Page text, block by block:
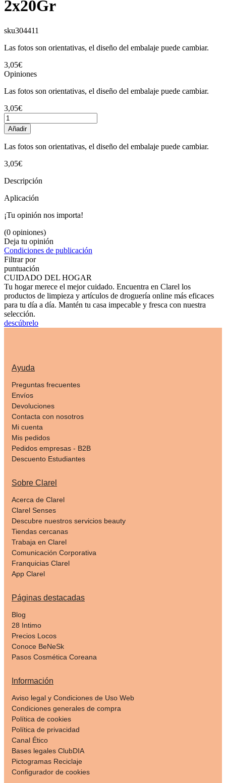
2x20Gr
sku304411
Las fotos son orientativas, el diseño del embalaje puede cambiar.
3,05€
Opiniones
Las fotos son orientativas, el diseño del embalaje puede cambiar.
3,05€
Añadir
Las fotos son orientativas, el diseño del embalaje puede cambiar.
3,05€
Descripción
Aplicación
¡Tu opinión nos importa!
(0 opiniones)
Deja tu opinión
Condiciones de publicación
Filtrar por
puntuación
CUIDADO DEL HOGAR
Tu hogar merece el mejor cuidado. Encuentra en Clarel los
productos de limpieza y artículos de droguería online más eficaces
para tu día a día. Mantén tu casa impecable y fresca con nuestra
selección.
descúbrelo
Ayuda
Preguntas frecuentes
Envíos
Devoluciones
Contacta con nosotros
Mi cuenta
Mis pedidos
Pedidos empresas - B2B
Descuento Estudiantes
Sobre Clarel
Acerca de Clarel
Clarel Senses
Descubre nuestros servicios beauty
Tiendas cercanas
Trabaja en Clarel
Comunicación Corporativa
Franquicias Clarel
App Clarel
Páginas destacadas
Blog
28 Intimo
Precios Locos
Conoce BeNeSk
Pasos Cosmética Coreana
Información
Aviso legal y Condiciones de Uso Web
Condiciones generales de compra
Política de cookies
Política de privacidad
Canal Ético
Bases legales ClubDIA
Pictogramas Reciclaje
Configurador de cookies